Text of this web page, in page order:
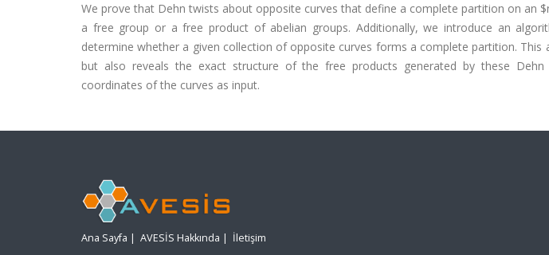
We prove that Dehn twists about opposite curves that define a complete partition on an
a free group or a free product of abelian groups. Additionally, we introduce an
determine whether a given collection of opposite curves forms a complete partition.
but also reveals the exact structure of the free products generated by these
coordinates of the curves as input.
Ana Sayfa | AVESİS Hakkında | İletişim